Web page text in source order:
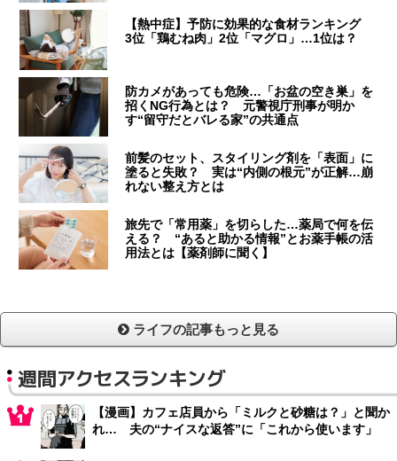
【熱中症】予防に効果的な食材ランキング
3位「鶏むね肉」2位「マグロ」…1位は？
防カメがあっても危険…「お盆の空き巣」を
招くNG行為とは？ 元警視庁刑事が明か
す“留守だとバレる家”の共通点
前髪のセット、スタイリング剤を「表面」に
塗ると失敗？ 実は“内側の根元”が正解…崩
れない整え方とは
旅先で「常用薬」を切らした…薬局で何を伝
える？ “あると助かる情報”とお薬手帳の活
用法とは【薬剤師に聞く】
ライフの記事もっと見る
週間アクセスランキング
【漫画】カフェ店員から「ミルクと砂糖は？」と聞か
れ… 夫の“ナイスな返答”に「これから使います」